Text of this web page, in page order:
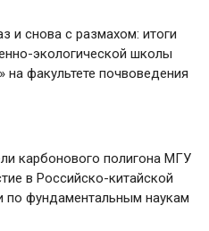
и снова с размахом: итоги
экологической школы
на факультете почвоведения
карбонового полигона МГУ
в Российско-китайской
по фундаментальным наукам